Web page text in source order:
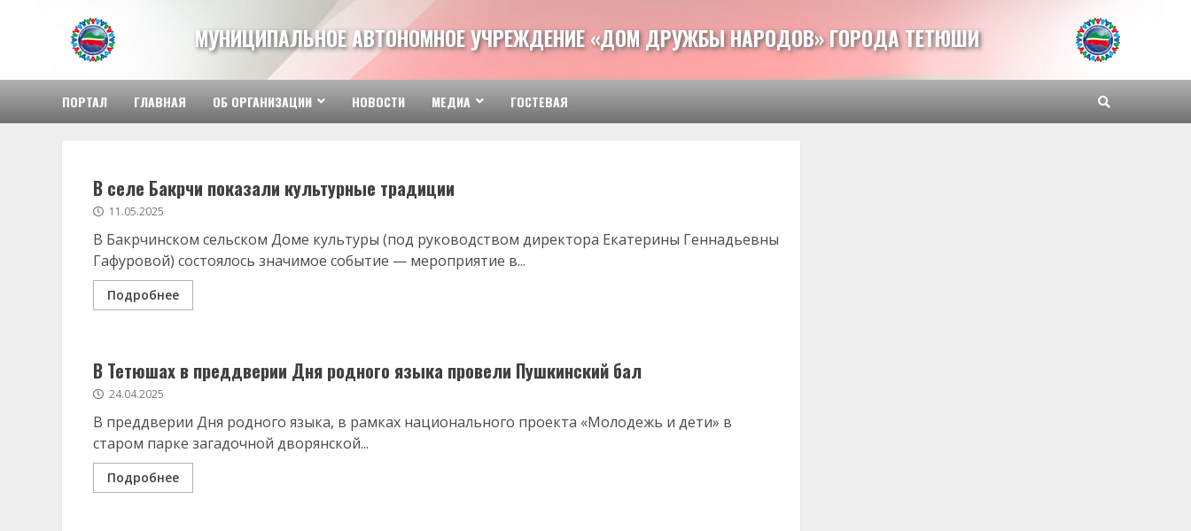
содержимому
МУНИЦИПАЛЬНОЕ АВТОНОМНОЕ УЧРЕЖДЕНИЕ «ДОМ ДРУЖБЫ НАРОДОВ» ГОРОДА ТЕТЮШИ
ПОРТАЛ ГЛАВНАЯ ОБ ОРГАНИЗАЦИИ НОВОСТИ МЕДИА ГОСТЕВАЯ
В селе Бакрчи показали культурные традиции
11.05.2025
В Бакрчинском сельском Доме культуры (под руководством директора Екатерины Геннадьевны
Гафуровой) состоялось значимое событие — мероприятие в...
Подробнее
В Тетюшах в преддверии Дня родного языка провели Пушкинский бал
24.04.2025
В преддверии Дня родного языка, в рамках национального проекта «Молодежь и дети» в
старом парке загадочной дворянской...
Подробнее